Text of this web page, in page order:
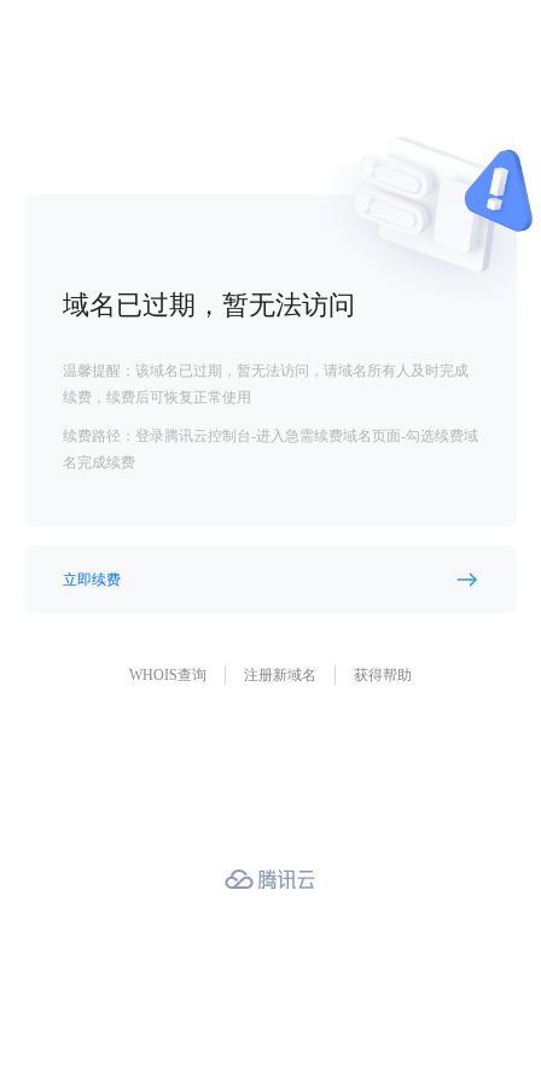
域名已过期，暂无法访问
温馨提醒：该域名已过期，暂无法访问，请域名所有人及时完成
续费，续费后可恢复正常使用
续费路径：登录腾讯云控制台-进入急需续费域名页面-勾选续费域
名完成续费
立即续费
WHOIS查询 注册新域名 获得帮助